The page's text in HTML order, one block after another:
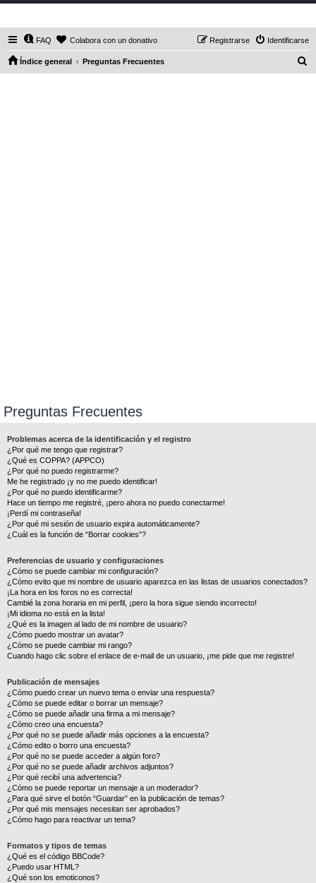
FAQ Colabora con un donativo Identificarse
Registrarse
Índice general Preguntas Frecuentes
Preguntas Frecuentes
Problemas acerca de la identificación y el registro
¿Por qué me tengo que registrar?
¿Qué es COPPA? (APPCO)
¿Por qué no puedo registrarme?
Me he registrado ¡y no me puedo identificar!
¿Por qué no puedo identificarme?
Hace un tiempo me registré, ¡pero ahora no puedo conectarme!
¡Perdí mi contraseña!
¿Por qué mi sesión de usuario expira automáticamente?
¿Cuál es la función de “Borrar cookies”?
Preferencias de usuario y configuraciones
¿Cómo se puede cambiar mi configuración?
¿Cómo evito que mi nombre de usuario aparezca en las listas de usuarios conectados?
¡La hora en los foros no es correcta!
Cambié la zona horaria en mi perfil, ¡pero la hora sigue siendo incorrecto!
¡Mi idioma no está en la lista!
¿Qué es la imagen al lado de mi nombre de usuario?
¿Cómo puedo mostrar un avatar?
¿Cómo se puede cambiar mi rango?
Cuando hago clic sobre el enlace de e-mail de un usuario, ¡me pide que me registre!
Publicación de mensajes
¿Cómo puedo crear un nuevo tema o enviar una respuesta?
¿Cómo se puede editar o borrar un mensaje?
¿Cómo se puede añadir una firma a mi mensaje?
¿Cómo creo una encuesta?
¿Por qué no se puede añadir más opciones a la encuesta?
¿Cómo edito o borro una encuesta?
¿Por qué no se puede acceder a algún foro?
¿Por qué no se puede añadir archivos adjuntos?
¿Por qué recibí una advertencia?
¿Cómo se puede reportar un mensaje a un moderador?
¿Para qué sirve el botón “Guardar” en la publicación de temas?
¿Por qué mis mensajes necesitan ser aprobados?
¿Cómo hago para reactivar un tema?
Formatos y tipos de temas
¿Qué es el código BBCode?
¿Puedo usar HTML?
¿Qué son los emoticonos?